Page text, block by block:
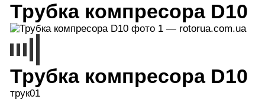
Трубка компресора D10
Трубка компресора D10
трук01